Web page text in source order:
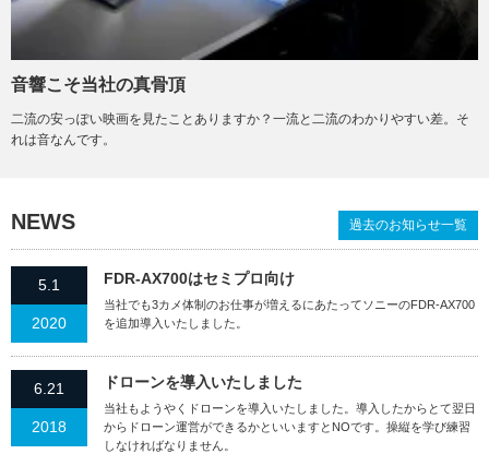
音響こそ当社の真骨頂
二流の安っぽい映画を見たことありますか？一流と二流のわかりやすい差。そ
れは音なんです。
NEWS
5.1
2020
FDR-AX700はセミプロ向け
当社でも3カメ体制のお仕事が増えるにあたってソニーのFDR-AX700
を追加導入いたしました。
6.21
2018
ドローンを導入いたしました
当社もようやくドローンを導入いたしました。導入したからとて翌日
からドローン運営ができるかといいますとNOです。操縦を学び練習
しなければなりません。
過去のお知らせ一覧